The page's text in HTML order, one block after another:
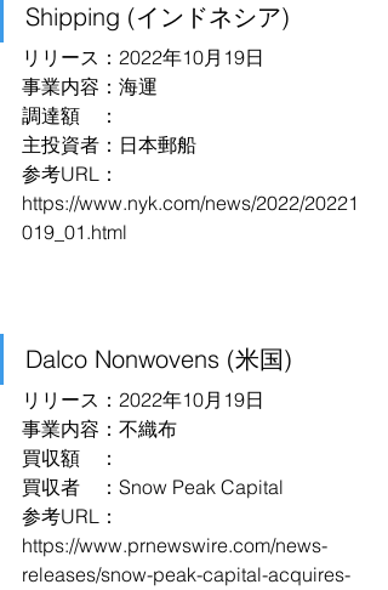
Shipping (インドネシア)
リリース：2022年10月19日
事業内容：海運
調達額　：
主投資者：日本郵船
参考URL：
https://www.nyk.com/news/2022/20221
019_01.html
Dalco Nonwovens (米国)
リリース：2022年10月19日
事業内容：不織布
買収額　：
買収者　：Snow Peak Capital
参考URL：
https://www.prnewswire.com/news-
releases/snow-peak-capital-acquires-